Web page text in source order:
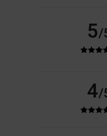
5/
4/